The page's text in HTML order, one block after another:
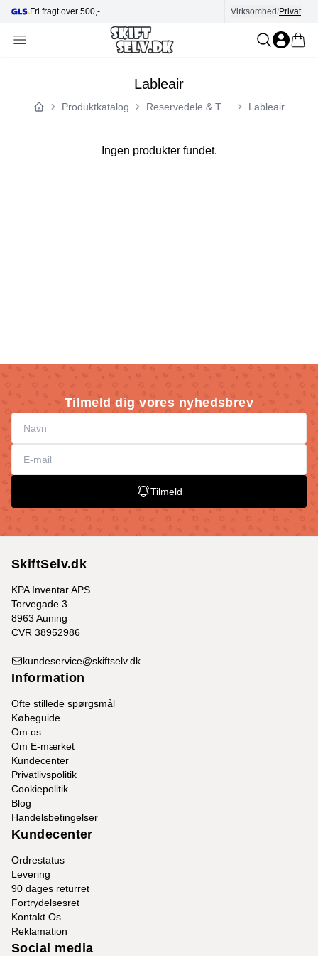
Fri fragt over 500,- Hjælp i kundecenter
Virksomhed/Privat
Lableair
Forside
Produktkatalog Reservedele & Tilbehør Lableair
Ingen produkter fundet.
Tilmeld dig vores nyhedsbrev
Tilmeld
SkiftSelv.dk
KPA Inventar APS
Torvegade 3
8963 Auning
CVR 38952986
kundeservice@skiftselv.dk
Information
Ofte stillede spørgsmål
Købeguide
Om os
Om E-mærket
Kundecenter
Privatlivspolitik
Cookiepolitik
Blog
Handelsbetingelser
Kundecenter
Ordrestatus
Levering
90 dages returret
Fortrydelsesret
Kontakt Os
Reklamation
Social media